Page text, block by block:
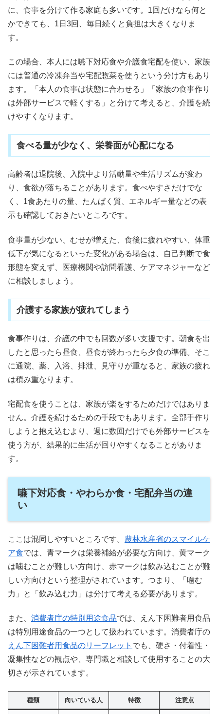
に、食事を分けて作る家庭も多いです。1回だけなら何と
かできても、1日3回、毎日続くと負担は大きくなりま
す。
この場合、本人には嚥下対応食や介護食宅配を使い、家族
には普通の冷凍弁当や宅配惣菜を使うという分け方もあり
ます。「本人の食事は状態に合わせる」「家族の食事作り
は外部サービスで軽くする」と分けて考えると、介護を続
けやすくなります。
食べる量が少なく、栄養面が心配になる
高齢者は退院後、入院中より活動量や生活リズムが変わ
り、食欲が落ちることがあります。食べやすさだけでな
く、1食あたりの量、たんぱく質、エネルギー量などの表
示も確認しておきたいところです。
食事量が少ない、むせが増えた、食後に疲れやすい、体重
低下が気になるといった変化がある場合は、自己判断で食
形態を変えず、医療機関や訪問看護、ケアマネジャーなど
に相談しましょう。
介護する家族が疲れてしまう
食事作りは、介護の中でも回数が多い支援です。朝食を出
したと思ったら昼食、昼食が終わったら夕食の準備。そこ
に通院、薬、入浴、排泄、見守りが重なると、家族の疲れ
は積み重なります。
宅配食を使うことは、家族が楽をするためだけではありま
せん。介護を続けるための手段でもあります。全部手作り
しようと抱え込むより、週に数回だけでも外部サービスを
使う方が、結果的に生活が回りやすくなることがありま
す。
嚥下対応食・やわらか食・宅配弁当の違
い
ここは混同しやすいところです。 農林水産省のスマイルケ
ア食では、青マークは栄養補給が必要な方向け、黄マーク
は噛むことが難しい方向け、赤マークは飲み込むことが難
しい方向けという整理がされています。つまり、「噛む
力」と「飲み込む力」は分けて考える必要があります。
また、 消費者庁の特別用途食品では、えん下困難者用食品
は特別用途食品の一つとして扱われています。消費者庁の
えん下困難者用食品のリーフレット でも、硬さ・付着性・
凝集性などの観点や、専門職と相談して使用することの大
切さが示されています。
種類 向いている人 特徴 注意点